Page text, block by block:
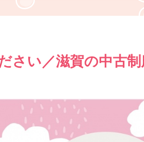
さい／滋賀の中古